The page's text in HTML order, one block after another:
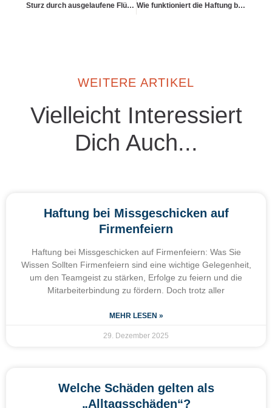
Sturz durch ausgelaufene Flüssigkeit – Haftungsfrage klären Wie funktioniert die Haftung bei spontanen Hilfeleistungen auf der Straße?
WEITERE ARTIKEL
Vielleicht Interessiert
Dich Auch...
Haftung bei Missgeschicken auf
Firmenfeiern
Haftung bei Missgeschicken auf Firmenfeiern: Was Sie
Wissen Sollten Firmenfeiern sind eine wichtige Gelegenheit,
um den Teamgeist zu stärken, Erfolge zu feiern und die
Mitarbeiterbindung zu fördern. Doch trotz aller
MEHR LESEN »
29. Dezember 2025
Welche Schäden gelten als
„Alltagsschäden“?